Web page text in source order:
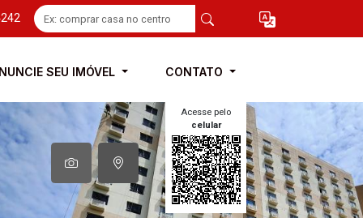
SEU IMÓVEL CONTATO
Acesse pelo
celular